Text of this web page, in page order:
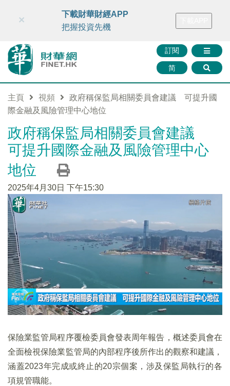
財華智庫網 FINTV FINMETA 財華證券 媒體矩陣
訂閱
简
×
下載財華財經APP
把握投資先機
主頁 視頻
政府稱保監局相關委員會建議 可提升國
際金融及風險管理中心地位
政府稱保監局相關委員會建議
可提升國際金融及風險管理中心
地位
2025年4月30日 下午15:30
保險業監管局程序覆檢委員會發表周年報告，概述委員會在
全面檢視保險業監管局的內部程序後所作出的觀察和建議，
涵蓋2023年完成或終止的20宗個案，涉及保監局執行的各
項規管職能。